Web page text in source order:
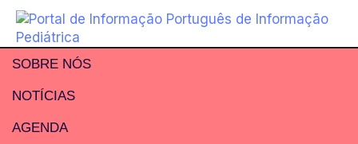
SOBRE NÓS
NOTÍCIAS
AGENDA